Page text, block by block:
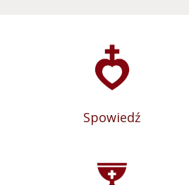
Spowiedź